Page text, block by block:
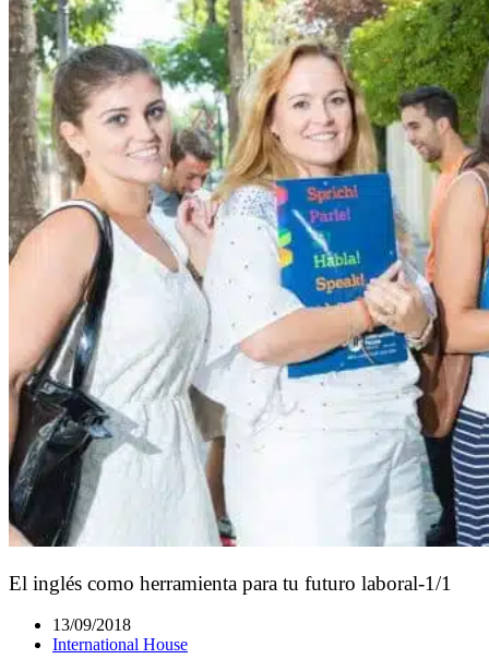
El inglés como herramienta para tu futuro laboral-1/1
13/09/2018
International House